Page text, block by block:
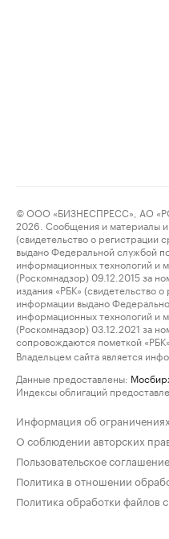
© ООО «БИЗНЕСПРЕСС», АО
2026. Сообщения и материалы
(свидетельство о регистрации
выдано Федеральной службой
информационных технологий и
(Роскомнадзор) 09.12.2015 за
издания «РБК» (свидетельство
информации выдано
информационных технологий и
(Роскомнадзор) 03.12.2021 за
сопровождаются пометкой «РБК».
Владельцем сайта является
Данные предоставлены:
Индексы облигаций
Информация об ограничениях
О соблюдении авторских
Пользовательское соглашение
Политика в отношении
Политика обработки файлов